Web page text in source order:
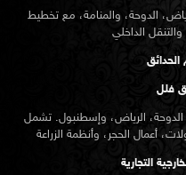
الدوحة، والمنامة، مع تخطيط
فلل
الرياض، وإسطنبول. تشمل
التجارية